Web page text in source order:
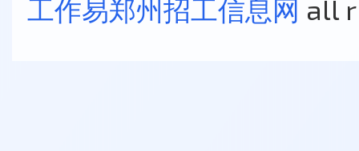
工作易郑州招工信息网 all